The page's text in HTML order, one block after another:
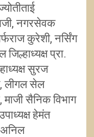
नगरसेवक
कुरेशी, नर्सिंग
प्रा.
सुरज
लीगल सेल
माजी सैनिक विभाग
हेमंत